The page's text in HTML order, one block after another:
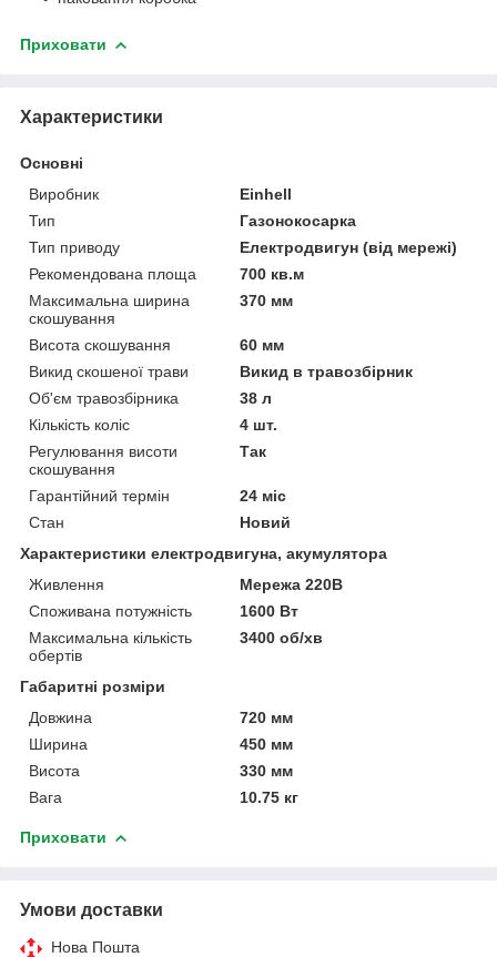
Приховати
Характеристики
Основні
Виробник
Einhell
Тип
Газонокосарка
Тип приводу
Електродвигун (від мережі)
Рекомендована площа
700 кв.м
Максимальна ширина
скошування
370 мм
Висота скошування
60 мм
Викид скошеної трави
Викид в травозбірник
Об'єм травозбірника
38 л
Кількість коліс
4 шт.
Регулювання висоти
скошування
Так
Гарантійний термін
24 міс
Стан
Новий
Характеристики електродвигуна, акумулятора
Живлення
Мережа 220В
Споживана потужність
1600 Вт
Максимальна кількість
обертів
3400 об/хв
Габаритні розміри
Довжина
720 мм
Ширина
450 мм
Висота
330 мм
Вага
10.75 кг
Приховати
Умови доставки
Нова Пошта